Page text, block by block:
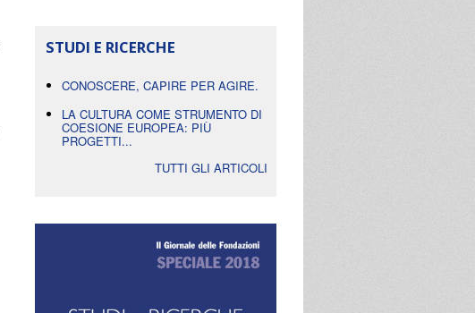
STUDI E RICERCHE
CONOSCERE, CAPIRE PER AGIRE.
LA CULTURA COME STRUMENTO DI
COESIONE EUROPEA: PIÙ
PROGETTI...
TUTTI GLI ARTICOLI